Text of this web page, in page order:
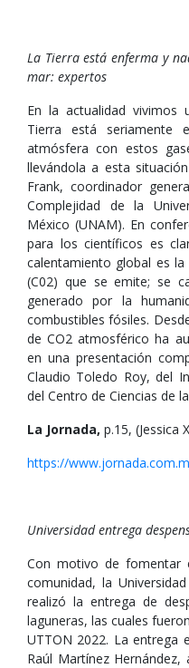
La Tierra está enferma y
mar: expertos
En la actualidad
Tierra está seriamente
atmósfera con estos
llevándola a esta
Frank, coordinador
Complejidad de la
México (UNAM). En
para los científicos es
calentamiento global es
(C02) que se emite; se
generado por la
combustibles fósiles.
de CO2 atmosférico ha
en una presentación
Claudio Toledo Roy, del
del Centro de Ciencias de
La Jornada, p.15, (Jessica
https://
Universidad entrega
Con motivo de fomentar
comunidad, la
realizó la entrega de
laguneras, las cuales
UTTON 2022. La entrega
Raúl Martínez Hernández,